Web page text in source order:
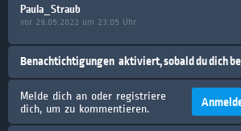
Paula_Straub
vor 29.05.2022 um 23:05 Uhr
Benachtichtigungen aktiviert, sobald du dich
Melde dich an oder registriere
dich, um zu kommentieren.